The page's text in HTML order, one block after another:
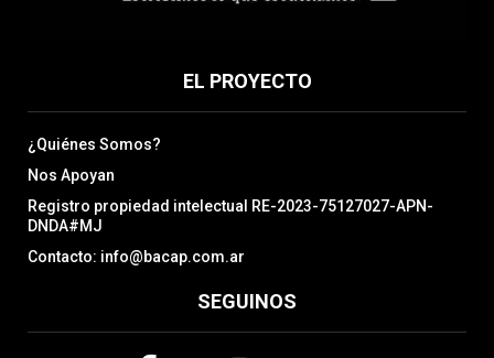
EL PROYECTO
¿Quiénes Somos?
Nos Apoyan
Registro propiedad intelectual RE-2023-75127027-APN-
DNDA#MJ
Contacto: info@bacap.com.ar
SEGUINOS